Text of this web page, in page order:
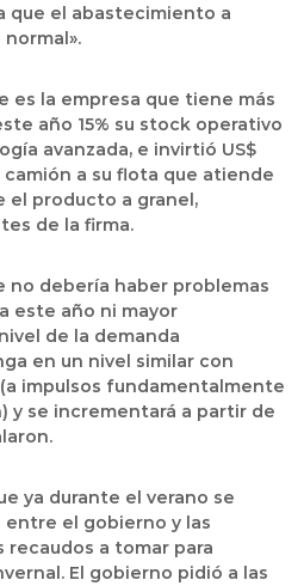
que el abastecimiento a
es la empresa que tiene más
año 15% su stock operativo
avanzada, e invirtió US$
camión a su flota que atiende
el producto a granel,
de la firma.
no debería haber problemas
este año ni mayor
de la demanda
en un nivel similar con
impulsos fundamentalmente
y se incrementará a partir de
ya durante el verano se
el gobierno y las
recaudos a tomar para
El gobierno pidió a las